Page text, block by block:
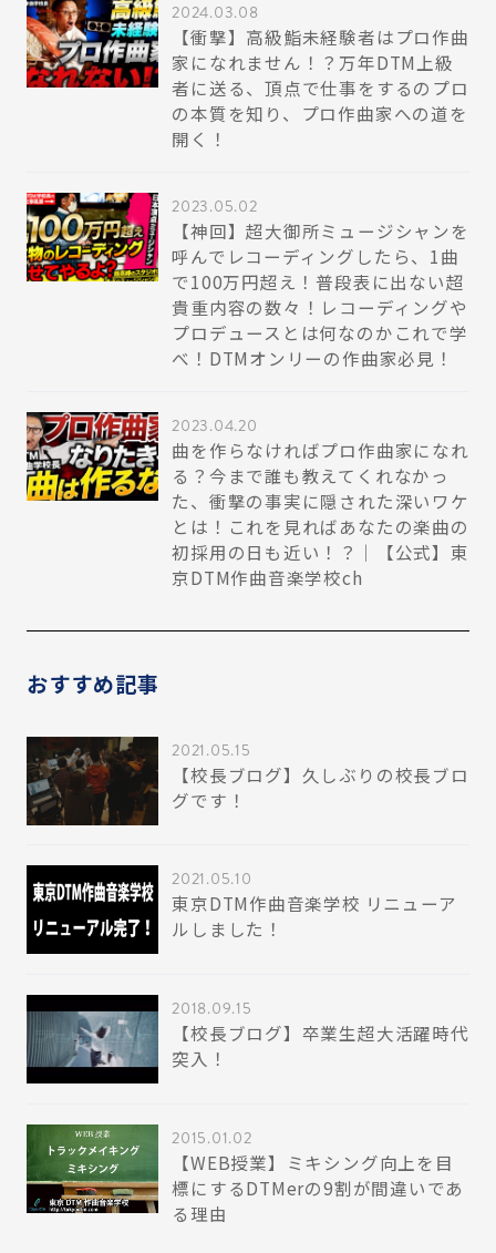
2024.03.08
【衝撃】高級鮨未経験者はプロ作曲
家になれません！？万年DTM上級
者に送る、頂点で仕事をするのプロ
の本質を知り、プロ作曲家への道を
開く！
2023.05.02
【神回】超大御所ミュージシャンを
呼んでレコーディングしたら、1曲
で100万円超え！普段表に出ない超
貴重内容の数々！レコーディングや
プロデュースとは何なのかこれで学
べ！DTMオンリーの作曲家必見！
2023.04.20
曲を作らなければプロ作曲家になれ
る？今まで誰も教えてくれなかっ
た、衝撃の事実に隠された深いワケ
とは！これを見ればあなたの楽曲の
初採用の日も近い！？｜【公式】東
京DTM作曲音楽学校ch
おすすめ記事
2021.05.15
【校長ブログ】久しぶりの校長ブロ
グです！
2021.05.10
東京DTM作曲音楽学校 リニューア
ルしました！
2018.09.15
【校長ブログ】卒業生超大活躍時代
突入！
2015.01.02
【WEB授業】ミキシング向上を目
標にするDTMerの9割が間違いであ
る理由